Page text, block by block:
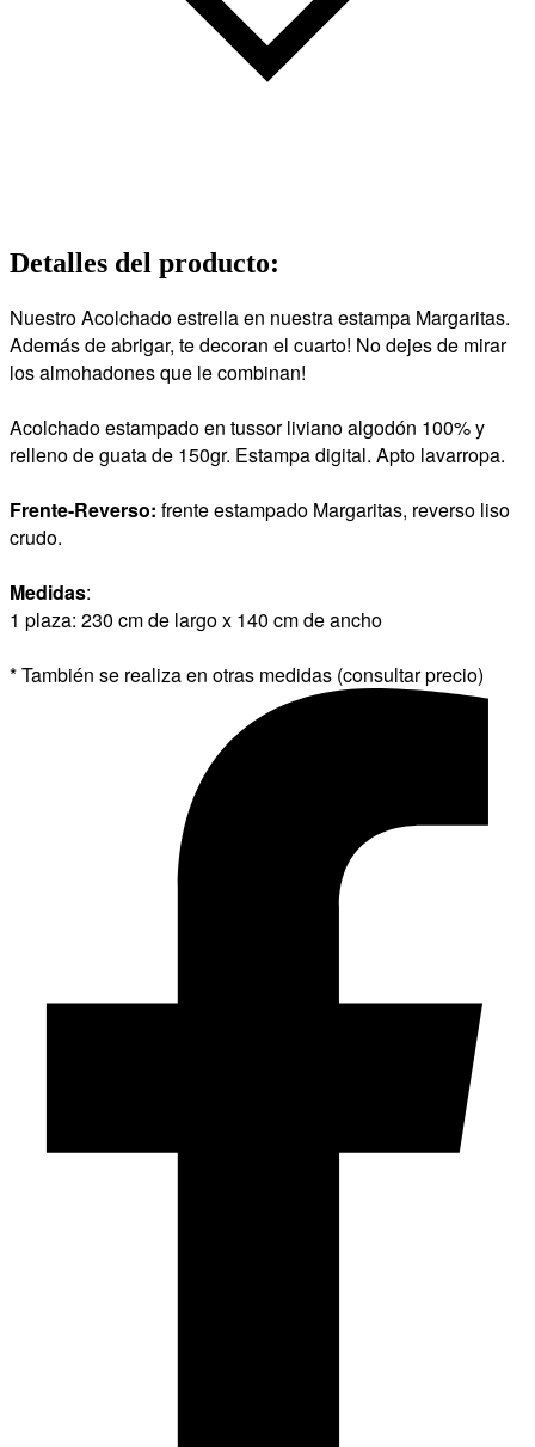
Detalles del producto:
Nuestro Acolchado estrella en nuestra estampa Margaritas.
Además de abrigar, te decoran el cuarto! No dejes de mirar
los almohadones que le combinan!
Acolchado estampado en tussor liviano algodón 100% y
relleno de guata de 150gr. Estampa digital. Apto lavarropa.
Frente-Reverso: frente estampado Margaritas, reverso liso
crudo.
Medidas:
1 plaza: 230 cm de largo x 140 cm de ancho
* También se realiza en otras medidas (consultar precio)